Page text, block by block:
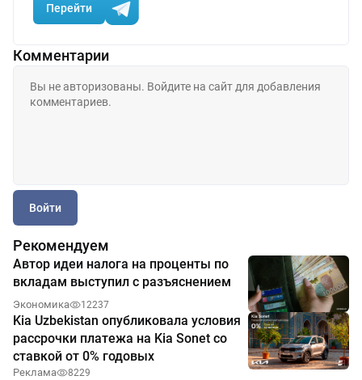
Перейти
Комментарии
Войти
Рекомендуем
Автор идеи налога на проценты по
вкладам выступил с разъяснением
Экономика 12237
Kia Uzbekistan опубликовала условия
рассрочки платежа на Kia Sonet со
ставкой от 0% годовых
Реклама 8229